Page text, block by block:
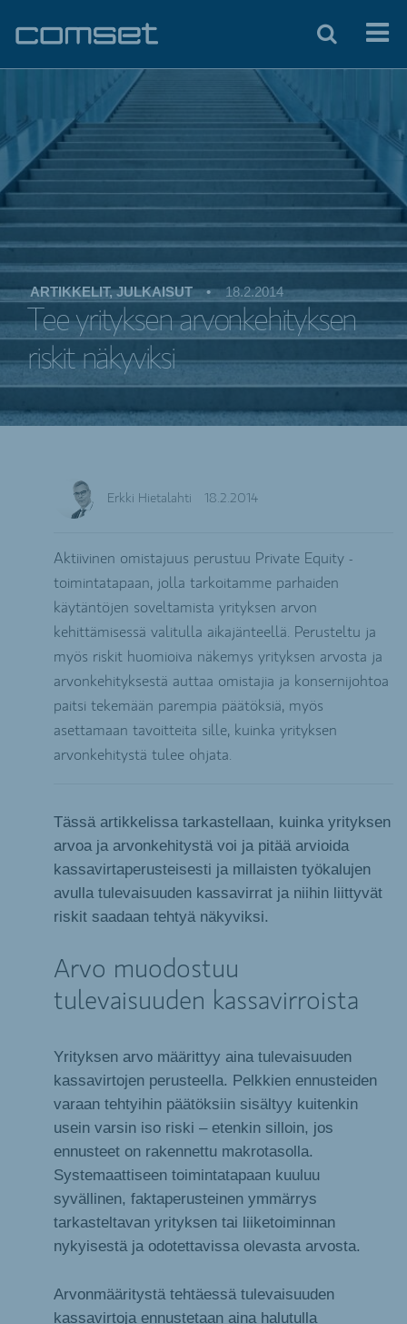
ARTIKKELIT, JULKAISUT • 18.2.2014
Tee yrityksen arvonkehityksen
riskit näkyviksi
Erkki Hietalahti 18.2.2014
Aktiivinen omistajuus perustuu Private Equity -
toimintatapaan, jolla tarkoitamme parhaiden
käytäntöjen soveltamista yrityksen arvon
kehittämisessä valitulla aikajänteellä. Perusteltu ja
myös riskit huomioiva näkemys yrityksen arvosta ja
arvonkehityksestä auttaa omistajia ja konsernijohtoa
paitsi tekemään parempia päätöksiä, myös
asettamaan tavoitteita sille, kuinka yrityksen
arvonkehitystä tulee ohjata.
Tässä artikkelissa tarkastellaan, kuinka yrityksen
arvoa ja arvonkehitystä voi ja pitää arvioida
kassavirtaperusteisesti ja millaisten työkalujen
avulla tulevaisuuden kassavirrat ja niihin liittyvät
riskit saadaan tehtyä näkyviksi.
Arvo muodostuu
tulevaisuuden kassavirroista
Yrityksen arvo määrittyy aina tulevaisuuden
kassavirtojen perusteella. Pelkkien ennusteiden
varaan tehtyihin päätöksiin sisältyy kuitenkin
usein varsin iso riski – etenkin silloin, jos
ennusteet on rakennettu makrotasolla.
Systemaattiseen toimintatapaan kuuluu
syvällinen, faktaperusteinen ymmärrys
tarkasteltavan yrityksen tai liiketoiminnan
nykyisestä ja odotettavissa olevasta arvosta.
Arvonmääritystä tehtäessä tulevaisuuden
kassavirtoja ennustetaan aina halutulla